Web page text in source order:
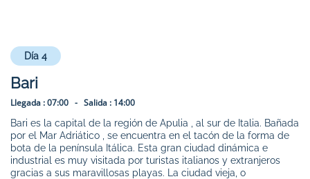
Día 4
Bari
Llegada :07:00 - Salida : 14:00
Bari es la capital de la región de Apulia , al sur de Italia. Bañada
por el Mar Adriático , se encuentra en el tacón de la forma de
bota de la península Itálica. Esta gran ciudad dinámica e
industrial es muy visitada por turistas italianos y extranjeros
gracias a sus maravillosas playas. La ciudad vieja, o